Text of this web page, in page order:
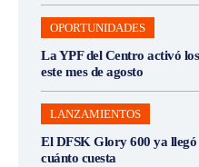
OPORTUNIDADES
La YPF del Centro activó
este mes de agosto
LANZAMIENTOS
El DFSK Glory 600 ya llegó
cuánto cuesta